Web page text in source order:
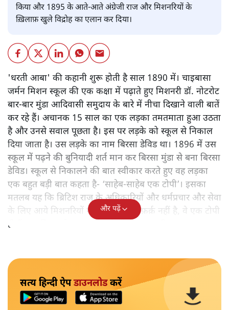
किया और 1895 के आते-आते अंग्रेजी राज और मिशनरियों के
ख़िलाफ़ खुले विद्रोह का एलान कर दिया।
'धरती आबा' की कहानी शुरू होती है साल 1890 में। चाइबासा
जर्मन मिशन स्कूल की एक कक्षा में पढ़ाते हुए मिशनरी डॉ. नोटरोट
बार-बार मुंडा आदिवासी समुदाय के बारे में नीचा दिखाने वाली बातें
कर रहे हैं। अचानक 15 साल का एक लड़का तमतमाता हुआ उठता
है और उनसे सवाल पूछता है। इस पर लड़के को स्कूल से निकाल
दिया जाता है। उस लड़के का नाम बिरसा डेविड था। 1896 में उस
स्कूल में पढ़ने की बुनियादी शर्त मान कर बिरसा मुंडा से बना बिरसा
डेविड। स्कूल से निकालने की बात स्वीकार करते हुए वह लड़का
एक बहुत बड़ी बात कहता है- ‘साहेब-साहेब एक टोपी’। इसका
मतलब यह कि ब्रिटिश राज के अधिकारियों और धर्मप्रचार और सेवा
के लिए आये मिशनरियों में दरअसल कोई फ़र्क़ नहीं है, वे एक टोपी
ही हैं। यह बिरसा के भगवान बनने की शुरुआत थी।
और पढ़ें
सत्य हिन्दी ऐपडाउनलोडकरें